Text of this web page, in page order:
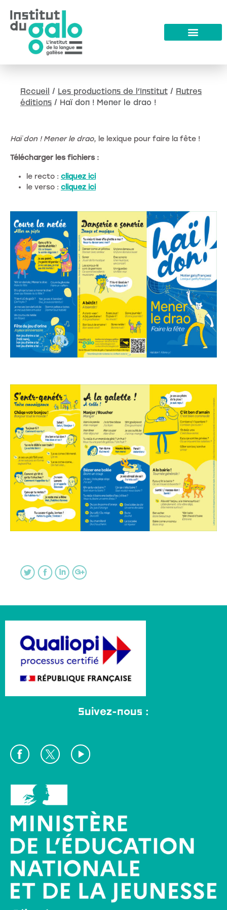
Accueil / Les productions de l’Institut / Autres
éditions / Haï don ! Mener le drao !
Haï don ! Mener le drao, le lexique pour faire la fête !
Télécharger les fichiers :
le recto : cliquez ici
le verso : cliquez ici
Suivez-nous :